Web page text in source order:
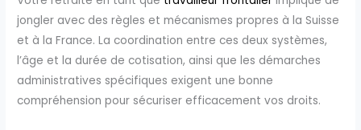
jongler avec des règles et mécanismes propres à la Suisse
et à la France. La coordination entre ces deux systèmes,
l’âge et la durée de cotisation, ainsi que les démarches
administratives spécifiques exigent une bonne
compréhension pour sécuriser efficacement vos droits.